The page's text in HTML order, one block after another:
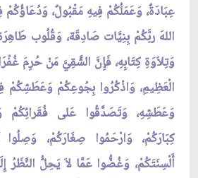
عِبَادَةٌ، وَعَمَلُكُمْ فِيهِ مَقْبُولٌ،
اللهَ ربَّكُمْ بِنِيَّات صَادِقَة، وَقُلُوب
وَتِلاَوَةِ كِتَابِهِ، فَإِنَّ الشَّقِيَّ مَنْ حُرِمَ
الْعَظِيمِ، وَاذْكُرُوا بِجُوعِكُمْ وَعَطَشِكُمْ
وَعَطَشِهِ، وَتَصَدَّقُوا عَلى فُقَرائِكُمْ
كِبَارَكُمْ، وَارْحَمُوا صِغَارَكُمْ،
أَلْسِنَتَكُمْ، وَغُضُّوا عَمَّا لاَ يَحِلُّ النَّظَرُ